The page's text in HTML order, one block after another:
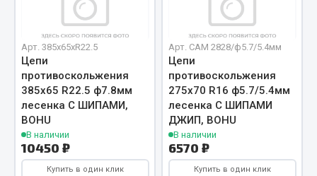
Запчасти Урал
Двигатель
Мост задний
Система питания
Система выпуска газа
Система охлаждения
Сцепление
Арт. 385х65хR22.5
Цепи
противоскольжения
385х65 R22.5 ф7.8мм
лесенка С ШИПАМИ,
BOHU
В наличии
10450 ₽
Купить в один клик
Арт. CAM 2828/ф5.7/5.4мм
Цепи
противоскольжения
275х70 R16 ф5.7/5.4мм
лесенка С ШИПАМИ
ДЖИП, BOHU
В наличии
6570 ₽
Купить в один клик